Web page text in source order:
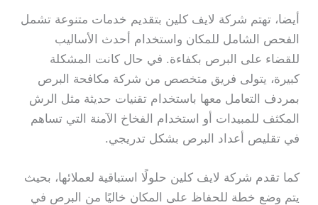
أيضا، تهتم شركة لايف كلين بتقديم خدمات متنوعة تشمل
الفحص الشامل للمكان واستخدام أحدث الأساليب
للقضاء على البرص بكفاءة. في حال كانت المشكلة
كبيرة، يتولى فريق متخصص من شركة مكافحة البرص
بمردف التعامل معها باستخدام تقنيات حديثة مثل الرش
المكثف للمبيدات أو استخدام الفخاخ الآمنة التي تساهم
في تقليص أعداد البرص بشكل تدريجي.
كما تقدم شركة لايف كلين حلولًا استباقية لعملائها، بحيث
يتم وضع خطة للحفاظ على المكان خاليًا من البرص في